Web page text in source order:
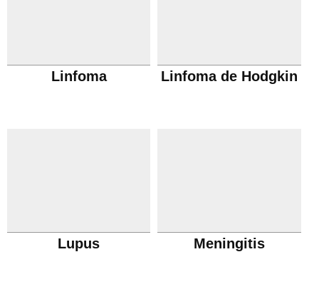
Linfoma Linfoma de Hodgkin
Lupus Meningitis